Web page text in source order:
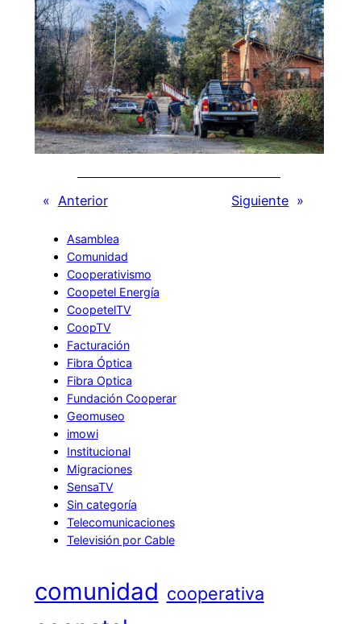
« Anterior Siguiente »
Asamblea
Comunidad
Cooperativismo
Coopetel Energía
CoopetelTV
CoopTV
Facturación
Fibra Óptica
Fibra Optica
Fundación Cooperar
Geomuseo
imowi
Institucional
Migraciones
SensaTV
Sin categoría
Telecomunicaciones
Televisión por Cable
comunidad cooperativa